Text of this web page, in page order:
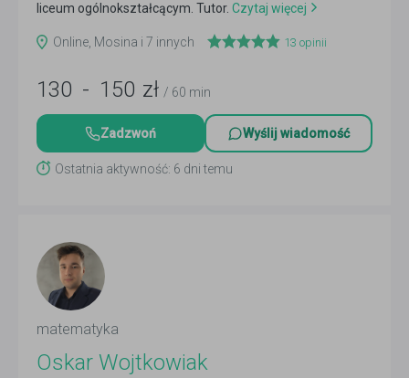
liceum ogólnokształcącym. Tutor. Czytaj więcej
Online, Mosina i 7 innych 13 opinii
130 - 150 zł / 60 min
Zadzwoń Wyślij wiadomość
Ostatnia aktywność: 6 dni temu
matematyka
Oskar Wojtkowiak